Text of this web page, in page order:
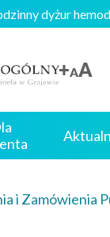
godzinny dyżur
i Zamówienia